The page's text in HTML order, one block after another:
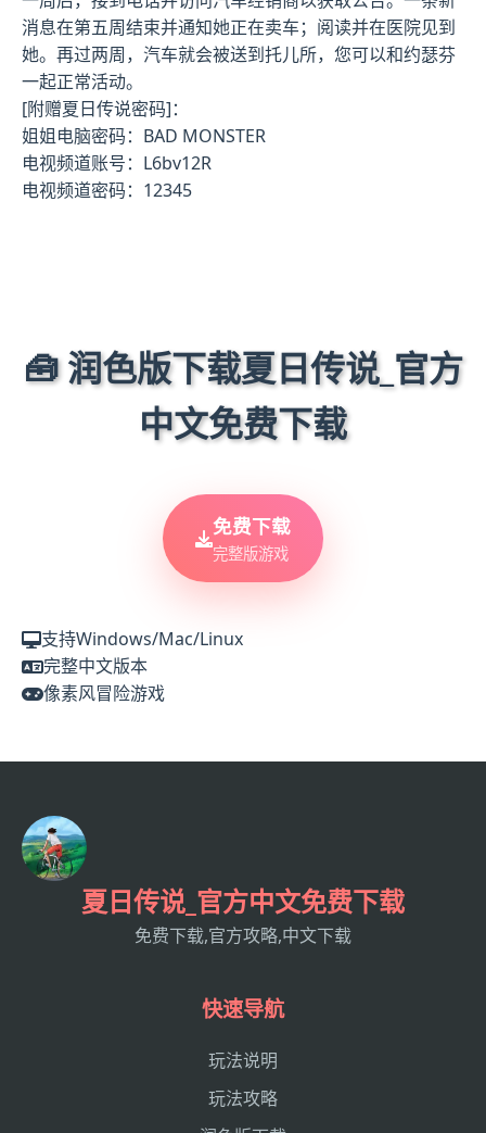
消息在第五周结束并通知她正在卖车；阅读并在医院见到
她。再过两周，汽车就会被送到托儿所，您可以和约瑟芬
一起正常活动。
[附赠夏日传说密码]：
姐姐电脑密码：BAD MONSTER
电视频道账号：L6bv12R
电视频道密码：12345
🧰 润色版下载夏日传说_官方
中文免费下载
免费下载
完整版游戏
支持Windows/Mac/Linux
完整中文版本
像素风冒险游戏
夏日传说_官方中文免费下载
免费下载,官方攻略,中文下载
快速导航
玩法说明
玩法攻略